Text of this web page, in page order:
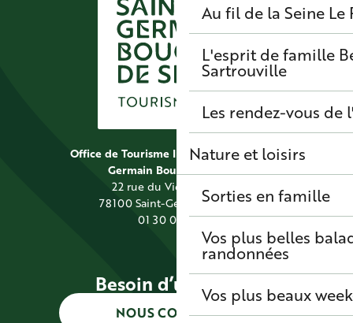
Au fil de la Seine Le
L'esprit de famille
Sartrouville
Les rendez-vous de
Nature et loisirs
Sorties en famille
Vos plus belles
randonnées
Vos plus beaux
Office de Tourisme Intercommunal Saint
Germain Boucles de Seine
22 rue du Vieil Abreuvoir
78100 Saint-Germain-en-Laye
01 30 09 39 89
Besoin d’une info ?
NOUS CONTACTER